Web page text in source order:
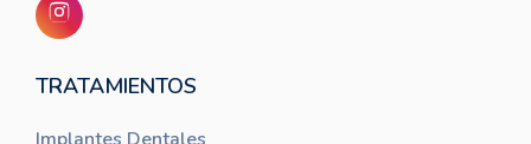
TRATAMIENTOS